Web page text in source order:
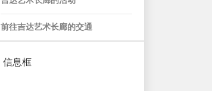
前往吉达艺术长廊的交通
信息框